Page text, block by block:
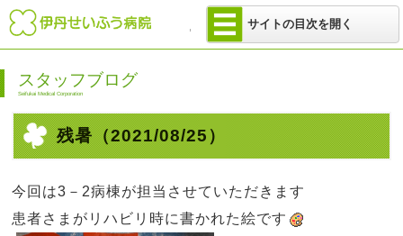
医療法人 せい
サイトの目次を開く
スタッフブログ
Seifukai Medical Corporation
残暑（2021/08/25）
今回は3 － 2病棟が担当させていただきます
患者さまがリハビリ時に書かれた絵です